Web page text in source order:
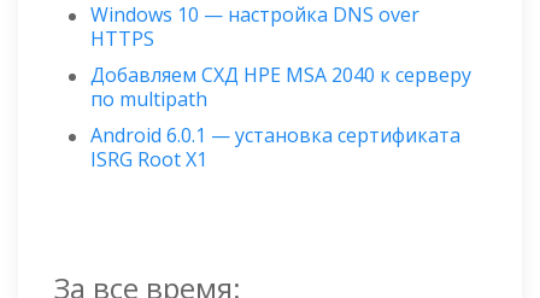
Windows 10 — настройка DNS over
HTTPS
Добавляем СХД HPE MSA 2040 к серверу
по multipath
Android 6.0.1 — установка сертификата
ISRG Root X1
За все время: